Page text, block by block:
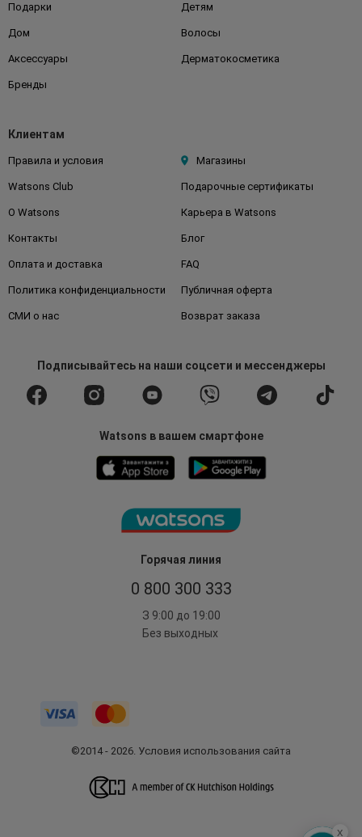
Горячая линия
0 800 300 333
З 9:00 до 19:00
Без выходных
Подарки Детям
Дом Волосы
Аксессуары Дерматокосметика
Бренды
Клиентам
Правила и условия Магазины
Watsons Club Подарочные сертификаты
О Watsons Карьера в Watsons
Контакты Блог
Оплата и доставка FAQ
Политика конфиденциальности Публичная оферта
СМИ о нас Возврат заказа
Подписывайтесьна наши соцсети и мессенджеры
Watsons в вашем смартфоне
©2014 - 2026. Условия использования сайта
x